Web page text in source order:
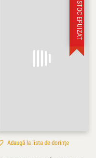
STOC EPUIZAT
Adaugă la lista de dorințe